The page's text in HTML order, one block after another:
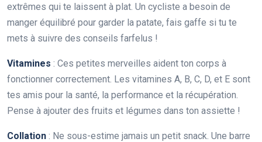
extrêmes qui te laissent à plat. Un cycliste a besoin de
manger équilibré pour garder la patate, fais gaffe si tu te
mets à suivre des conseils farfelus !
Vitamines : Ces petites merveilles aident ton corps à
fonctionner correctement. Les vitamines A, B, C, D, et E sont
tes amis pour la santé, la performance et la récupération.
Pense à ajouter des fruits et légumes dans ton assiette !
Collation : Ne sous-estime jamais un petit snack. Une barre